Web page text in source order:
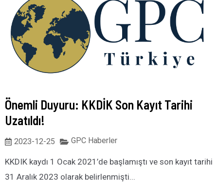
Önemli Duyuru: KKDİK Son Kayıt Tarihi
Uzatıldı!
2023-12-25 GPC Haberler
KKDIK kaydı 1 Ocak 2021’de başlamıştı ve son kayıt tarihi
31 Aralık 2023 olarak belirlenmişti...